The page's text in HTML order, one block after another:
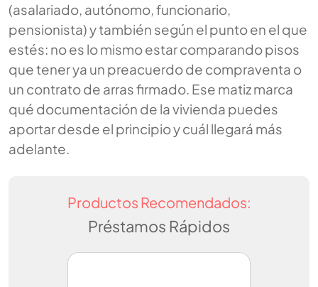
(asalariado, autónomo, funcionario,
pensionista) y también según el punto en el que
estés: no es lo mismo estar comparando pisos
que tener ya un preacuerdo de compraventa o
un contrato de arras firmado. Ese matiz marca
qué documentación de la vivienda puedes
aportar desde el principio y cuál llegará más
adelante.
Productos Recomendados:
Préstamos Rápidos